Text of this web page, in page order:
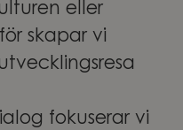
eller
skapar vi
fokuserar vi